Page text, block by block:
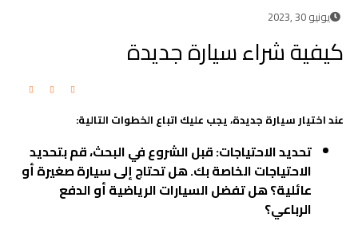
يونيو 30 ,2023
كيفية شراء سيارة جديدة
عند اختيار سيارة جديدة، يجب عليك اتباع الخطوات التالية:
تحديد الاحتياجات: قبل الشروع في البحث، قم بتحديد
الاحتياجات الخاصة بك. هل تحتاج إلى سيارة صغيرة أو
عائلية؟ هل تفضل السيارات الرياضية أو الدفع
الرباعي؟